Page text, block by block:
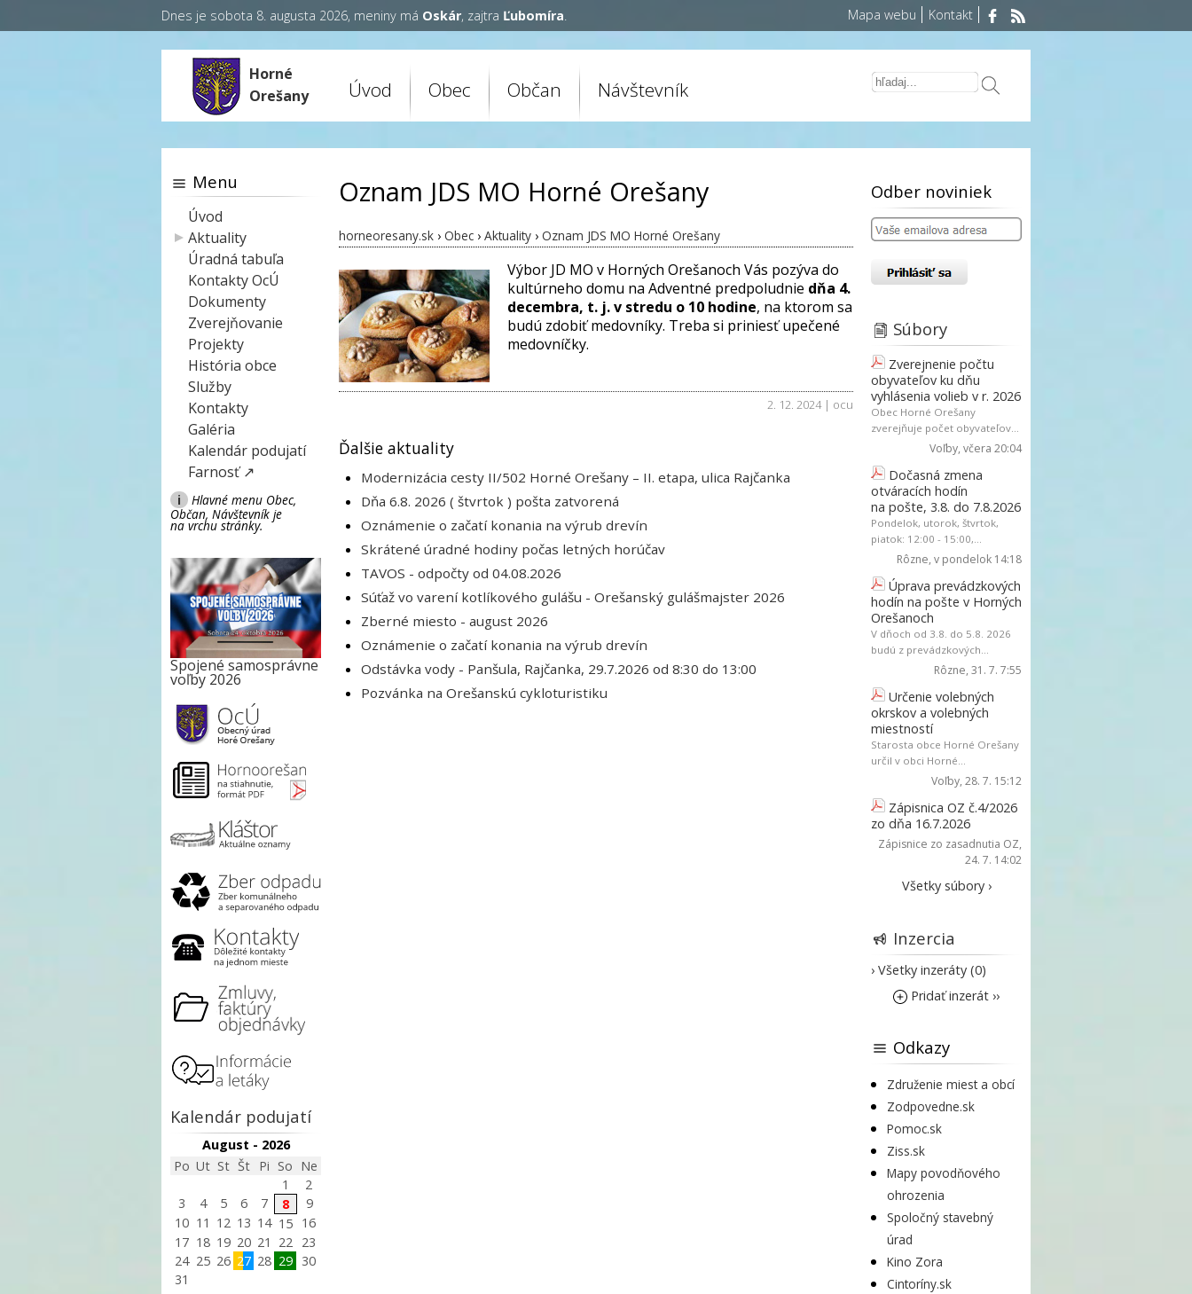
Dnes je sobota 8. augusta 2026, meniny má Oskár, zajtra Ľubomíra. Mapa webu Kontakt
Horné
Orešany
Úvod Obec Občan Návštevník
Oznam JDS MO Horné Orešany
horneoresany.sk › Obec › Aktuality › Oznam JDS MO Horné Orešany
Výbor JD MO v Horných Orešanoch Vás pozýva do
kultúrneho domu na Adventné predpoludnie dňa 4.
decembra, t. j. v stredu o 10 hodine, na ktorom sa
budú zdobiť medovníky. Treba si priniesť upečené
medovníčky.
2. 12. 2024 | ocu
Ďalšie aktuality
Modernizácia cesty II/502 Horné Orešany – II. etapa, ulica Rajčanka
Dňa 6.8. 2026 ( štvrtok ) pošta zatvorená
Oznámenie o začatí konania na výrub drevín
Skrátené úradné hodiny počas letných horúčav
TAVOS - odpočty od 04.08.2026
Súťaž vo varení kotlíkového gulášu - Orešanský gulášmajster 2026
Zberné miesto - august 2026
Oznámenie o začatí konania na výrub drevín
Odstávka vody - Panšula, Rajčanka, 29.7.2026 od 8:30 do 13:00
Pozvánka na Orešanskú cykloturistiku
Menu
Úvod
Aktuality
Úradná tabuľa
Kontakty OcÚ
Dokumenty
Zverejňovanie
Projekty
História obce
Služby
Kontakty
Galéria
Kalendár podujatí
Farnosť ↗
i
Hlavné menu Obec,
Občan, Návštevník je
na vrchu stránky.
Spojené samosprávne
voľby 2026
Kalendár podujatí
August - 2026
Po Ut St Št Pi So Ne
1
2
3
4 5 6 7 8
9
10 11 12 13 14 15
16
17 18 19 20 21 22
23
24 25 26 27 28 29
30
31
Odber noviniek
Súbory
Zverejnenie počtu
obyvateľov ku dňu
vyhlásenia volieb v r. 2026
Obec Horné Orešany
zverejňuje počet obyvateľov...
Voľby, včera 20:04
Dočasná zmena
otváracích hodín
na pošte, 3.8. do 7.8.2026
Pondelok, utorok, štvrtok,
piatok: 12:00 - 15:00,...
Rôzne, v pondelok 14:18
Úprava prevádzkových
hodín na pošte v Horných
Orešanoch
V dňoch od 3.8. do 5.8. 2026
budú z prevádzkových...
Rôzne, 31. 7. 7:55
Určenie volebných
okrskov a volebných
miestností
Starosta obce Horné Orešany
určil v obci Horné...
Voľby, 28. 7. 15:12
Zápisnica OZ č.4/2026
zo dňa 16.7.2026
Zápisnice zo zasadnutia OZ,
24. 7. 14:02
Všetky súbory ›
Inzercia
› Všetky inzeráty (0)
Pridať inzerát ››
Odkazy
Združenie miest a obcí
Zodpovedne.sk
Pomoc.sk
Ziss.sk
Mapy povodňového
ohrozenia
Spoločný stavebný
úrad
Kino Zora
Cintoríny.sk